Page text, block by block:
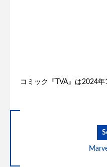
コミック『TVA』は2024